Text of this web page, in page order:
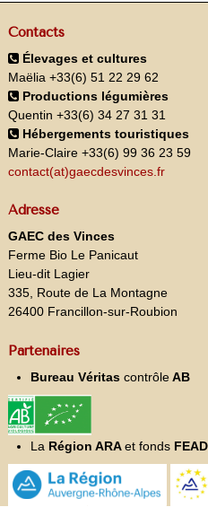
Contacts
Élevages et cultures
Maëlia +33(6) 51 22 29 62
Productions légumières
Quentin +33(6) 34 27 31 31
Hébergements touristiques
Marie-Claire +33(6) 99 36 23 59
contact(at)gaecdesvinces.fr
Adresse
GAEC des Vinces
Ferme Bio Le Panicaut
Lieu-dit Lagier
335, Route de La Montagne
26400 Francillon-sur-Roubion
Partenaires
Bureau Véritas contrôleAB
La Région ARAet fonds